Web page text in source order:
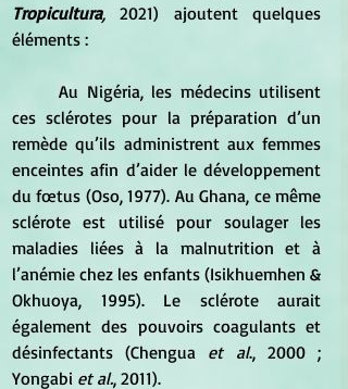
Tropicultura, 2021) ajoutent quelques
éléments :
	Au Nigéria, les médecins utilisent
ces sclérotes pour la préparation d’un
remède qu’ils administrent aux femmes
enceintes afin d’aider le développement
du fœtus (Oso, 1977). Au Ghana, ce même
sclérote est utilisé pour soulager les
maladies liées à la malnutrition et à
l’anémie chez les enfants (Isikhuemhen &
Okhuoya, 1995). Le sclérote aurait
également des pouvoirs coagulants et
désinfectants (Chengua et al., 2000 ;
Yongabi et al., 2011).